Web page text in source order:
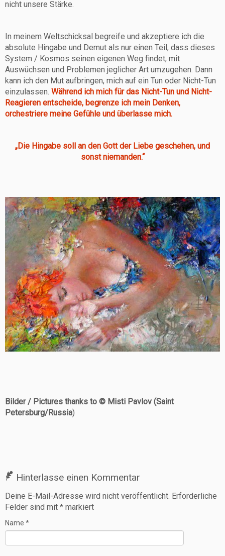
nicht unsere Stärke.
In meinem Weltschicksal begreife und akzeptiere ich die
absolute Hingabe und Demut als nur einen Teil, dass dieses
System / Kosmos seinen eigenen Weg findet, mit
Auswüchsen und Problemen jeglicher Art umzugehen. Dann
kann ich den Mut aufbringen, mich auf ein Tun oder Nicht-Tun
einzulassen. Während ich mich für das Nicht-Tun und Nicht-
Reagieren entscheide, begrenze ich mein Denken,
orchestriere meine Gefühle und überlasse mich.
„Die Hingabe soll an den Gott der Liebe geschehen, und
sonst niemanden.“
Bilder / Pictures thanks to © Misti Pavlov (Saint
Petersburg/Russia)
Hinterlasse einen Kommentar
Deine E-Mail-Adresse wird nicht veröffentlicht. Erforderliche
Felder sind mit * markiert
Name *